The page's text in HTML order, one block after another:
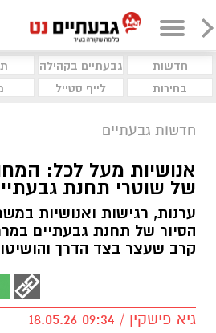
חדשות גבעתיים בקהילה
בחירות
לייף סטייל
חדשות גבעתיים
אנושיות מעל לכל:
של שוטרי תחנת
ערנות, רגישות ואנושיות
הסיור של תחנת גבעתיים
קרב שעצר בצד הדרך
גיא פישקין / 09:34 18.05.26